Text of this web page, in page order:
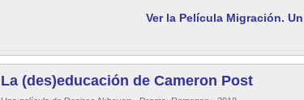
Ver la Película Migración.
La (des)educación de Cameron Post